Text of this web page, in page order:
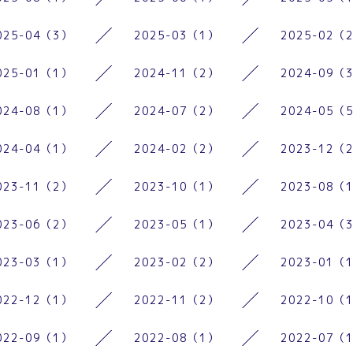
04（3） 2025-03（1） 2025-02（2
01（1） 2024-11（2） 2024-09（3
08（1） 2024-07（2） 2024-05（5
04（1） 2024-02（2） 2023-12（2
11（2） 2023-10（1） 2023-08（1
06（2） 2023-05（1） 2023-04（3
03（1） 2023-02（2） 2023-01（1
12（1） 2022-11（2） 2022-10（1
09（1） 2022-08（1） 2022-07（1